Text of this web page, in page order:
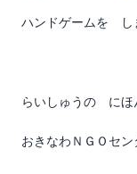
ハンドゲームを し
らいしゅうの にほ
おきなわＮＧＯセ